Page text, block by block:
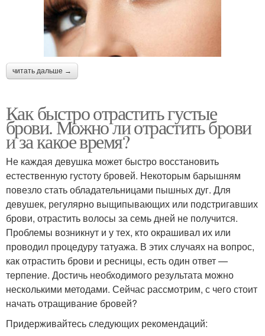
читать дальше →
Как быстро отрастить густые
брови. Можно ли отрастить брови
и за какое время?
Не каждая девушка может быстро восстановить
естественную густоту бровей. Некоторым барышням
повезло стать обладательницами пышных дуг. Для
девушек, регулярно выщипывающих или подстригавших
брови, отрастить волосы за семь дней не получится.
Проблемы возникнут и у тех, кто окрашивал их или
проводил процедуру татуажа. В этих случаях на вопрос,
как отрастить брови и ресницы, есть один ответ —
терпение. Достичь необходимого результата можно
несколькими методами. Сейчас рассмотрим, с чего стоит
начать отращивание бровей?
Придерживайтесь следующих рекомендаций: